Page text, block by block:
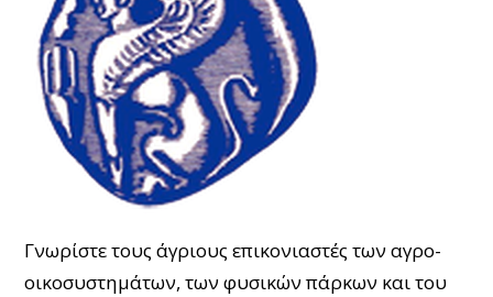
Γνωρίστε τους άγριους επικονιαστές των αγρο-
οικοσυστημάτων, των φυσικών πάρκων και του